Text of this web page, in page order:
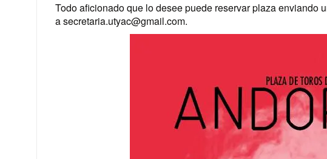
Todo aficionado que lo desee puede reservar plaza enviando
a secretaria.utyac@gmail.com.